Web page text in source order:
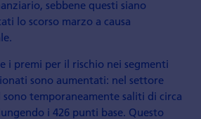
sebbene questi siano
lo scorso marzo a causa
i premi per il rischio nei segmenti
sono aumentati: nel settore
temporaneamente saliti di circa
i 426 punti base. Questo